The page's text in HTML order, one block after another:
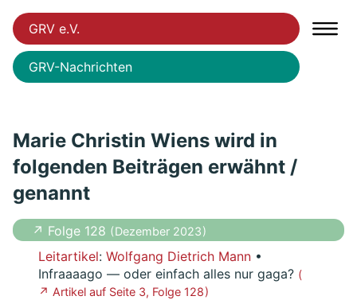
GRV e.V.
GRV-Nachrichten
Marie Christin Wiens wird in
folgenden Beiträgen erwähnt /
genannt
↗ Folge 128 ( Dezember 2023 )
Leitartikel: Wolfgang Dietrich Mann •
Infraaaago — oder einfach alles nur gaga? (
↗ Artikel auf Seite 3, Folge 128 )